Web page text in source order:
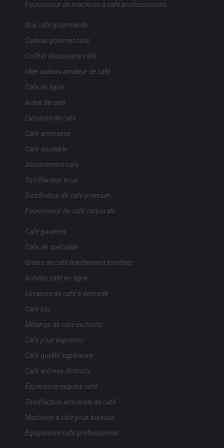
Fournisseur de machines à café professionnels
Box café gourmande
Cadeau gourmet café
Coffret découverte café
Idée cadeau amateur de café
Café en ligne
Achat de café
Livraison de café
Café aromatisé
Café équitable
Abonnement café
Torréfacteur local
Distributeur de café premium
Fournisseur de café corporate
Café gourmet
Café de spécialité
Grains de café fraîchement torréfiés
Acheter café en ligne
Livraison de café à domicile
Café bio
Mélange de café exclusifs
Café pour expresso
Café qualité supérieure
Café arômes distincts
Expérience exquise café
Torréfaction artisanale de café
Machines à café pour bureaux
Équipement café professionnel